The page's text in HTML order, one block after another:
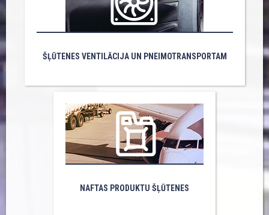
ŠĻŪTENES VENTILĀCIJA UN PNEIMOTRANSPORTAM
NAFTAS PRODUKTU ŠĻŪTENES